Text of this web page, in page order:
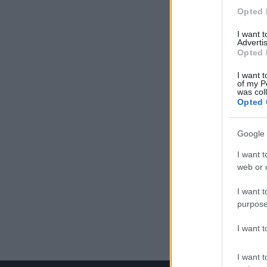
Opted
I want
Opted
I want
of my
was
Opted
Google
I want
web or
I want
I want
I want